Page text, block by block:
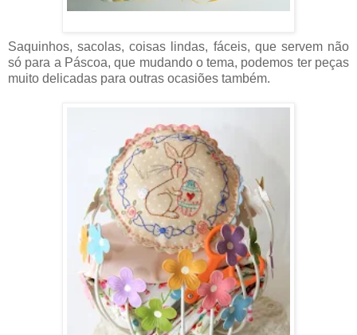
Saquinhos, sacolas, coisas lindas, fáceis, que servem não
só para a Páscoa, que mudando o tema, podemos ter peças
muito delicadas para outras ocasiões também.